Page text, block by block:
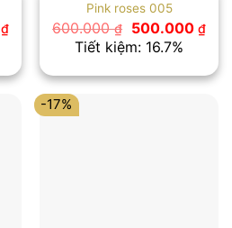
₫Giá
hiện
là:
500.000 ₫.
Pink roses 005
600.000₫
Giá
gốc
là:
500.000 ₫Giá
hiện
là:
Tiết kiệm: 16.7%
-17%